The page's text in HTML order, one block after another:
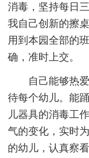
消毒，坚持每日
我自己创新的擦
用到本园全部的
确，准时上交。
自己能够热
待每个幼儿。能
儿器具的消毒工
气的变化，实时
的幼儿，认真察